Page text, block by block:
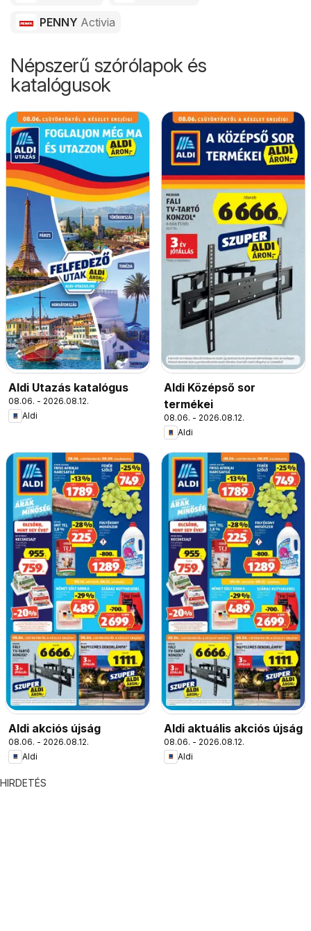
PENNY Activia
Népszerű szórólapok és
katalógusok
Aldi Utazás katalógus
08.06. - 2026.08.12.
Aldi
Aldi Középső sor
termékei
08.06. - 2026.08.12.
Aldi
Aldi akciós újság
08.06. - 2026.08.12.
Aldi
Aldi aktuális akciós újság
08.06. - 2026.08.12.
Aldi
HIRDETÉS